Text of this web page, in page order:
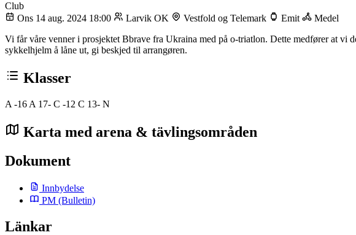
Club
Ons 14 aug. 2024 18:00
Larvik OK Vestfold og Telemark Emit
Medel
Vi får våre venner i prosjektet Bbrave fra Ukraina med på o-triatlon. Dette medfører at
sykkelhjelm å låne ut, gi beskjed til arrangøren.
Klasser
A -16 A 17- C -12 C 13- N
Karta med arena & tävlingsområden
Dokument
Innbydelse
PM (Bulletin)
Länkar